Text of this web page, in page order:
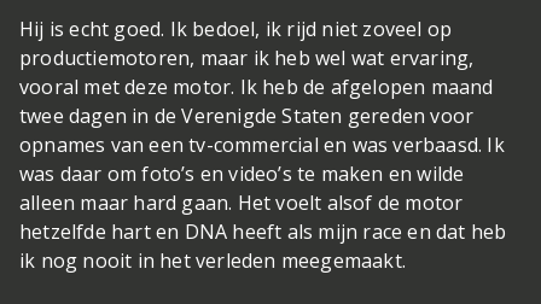
Hij is echt goed. Ik bedoel, ik rijd niet zoveel op
productiemotoren, maar ik heb wel wat ervaring,
vooral met deze motor. Ik heb de afgelopen maand
twee dagen in de Verenigde Staten gereden voor
opnames van een tv-commercial en was verbaasd. Ik
was daar om foto’s en video’s te maken en wilde
alleen maar hard gaan. Het voelt alsof de motor
hetzelfde hart en DNA heeft als mijn race en dat heb
ik nog nooit in het verleden meegemaakt.